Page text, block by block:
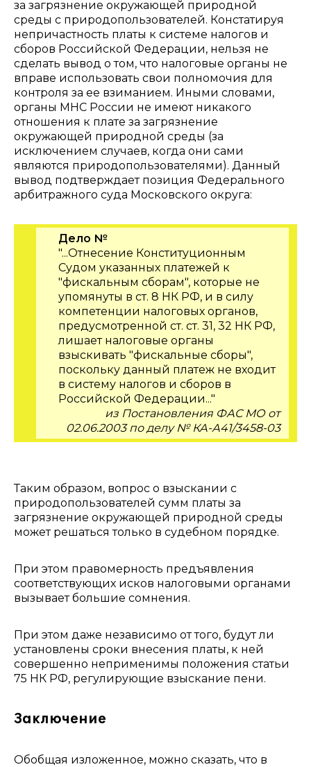
за загрязнение окружающей природной
среды с природопользователей. Констатируя
непричастность платы к системе налогов и
сборов Российской Федерации, нельзя не
сделать вывод о том, что налоговые органы не
вправе использовать свои полномочия для
контроля за ее взиманием. Иными словами,
органы МНС России не имеют никакого
отношения к плате за загрязнение
окружающей природной среды (за
исключением случаев, когда они сами
являются природопользователями). Данный
вывод подтверждает позиция Федерального
арбитражного суда Московского округа:
Дело №
"...Отнесение Конституционным
Судом указанных платежей к
"фискальным сборам", которые не
упомянуты в ст. 8 НК РФ, и в силу
компетенции налоговых органов,
предусмотренной ст. ст. 31, 32 НК РФ,
лишает налоговые органы
взыскивать "фискальные сборы",
поскольку данный платеж не входит
в систему налогов и сборов в
Российской Федерации..."
из Постановления ФАС МО от
02.06.2003 по делу № КА-А41/3458-03
Таким образом, вопрос о взыскании с
природопользователей сумм платы за
загрязнение окружающей природной среды
может решаться только в судебном порядке.
При этом правомерность предъявления
соответствующих исков налоговыми органами
вызывает большие сомнения.
При этом даже независимо от того, будут ли
установлены сроки внесения платы, к ней
совершенно неприменимы положения статьи
75 НК РФ, регулирующие взыскание пени.
Заключение
Обобщая изложенное, можно сказать, что в